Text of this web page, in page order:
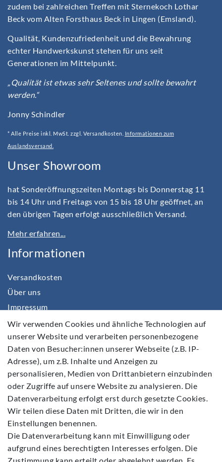
zudem bei zahlreichen Treffen mit Sternekoch Lothar
Beck vom Alten Forsthaus Beck in Lingen (Emsland).
Qualität, Kundenzufriedenheit und die Bewahrung
echter Handwerkskunst stehen für uns seit
Generationen im Mittelpunkt.
„Qualität ist etwas sehr Seltenes und sollte bewahrt
werden.“
Jonny Schindler
* Alle Preise inkl. MwSt. zzgl. Versandkosten. Informationen zum
Auslandsversand.
Unser Showroom
hat Sonderöffnungszeiten Montags bis Donnerstag 11
bis 14 Uhr und Freitags von 15 bis 18 Uhr geöffnet, an
den übrigen Tagen erfolgt ausschließlich Versand.
Mehr erfahren...
Informationen
Versandkosten
Über uns
Impressum
Daten­schutz­erklärung
AGB
Barrierefreiheitserklärung
Widerrufs­recht
Kontakt
Vertrag widerrufen
Wir verwenden Cookies und ähnliche Technologien auf
unserer Website und verarbeiten personenbezogene
Daten von Besucher:innen unserer Webseite (z.B. IP-
Adresse), um z.B. Inhalte und Anzeigen zu
personalisieren, Medien von Drittanbietern einzubinden
oder Zugriffe auf unsere Website zu analysieren. Die
Datenverarbeitung erfolgt erst durch gesetzte Cookies.
Wir teilen diese Daten mit Dritten, die wir in den
Einstellungen benennen.
Die Datenverarbeitung kann mit Einwilligung oder
aufgrund eines berechtigten Interesses erfolgen. Die